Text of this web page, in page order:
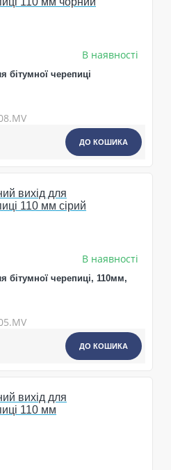
В наявності
бітумної черепиці
ДО КОШИКА
В наявності
бітумної черепиці, 110мм,
ДО КОШИКА